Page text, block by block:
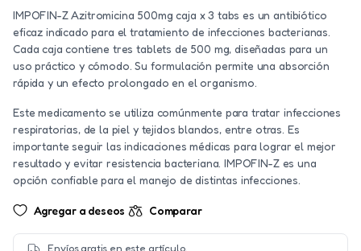
IMPOFIN-Z Azitromicina 500mg caja x 3 tabs es un antibiótico
eficaz indicado para el tratamiento de infecciones bacterianas.
Cada caja contiene tres tablets de 500 mg, diseñadas para un
uso práctico y cómodo. Su formulación permite una absorción
rápida y un efecto prolongado en el organismo.
Este medicamento se utiliza comúnmente para tratar infecciones
respiratorias, de la piel y tejidos blandos, entre otras. Es
importante seguir las indicaciones médicas para lograr el mejor
resultado y evitar resistencia bacteriana. IMPOFIN-Z es una
opción confiable para el manejo de distintas infecciones.
Agregar a deseos Comparar
Envíos gratis en este artículo.